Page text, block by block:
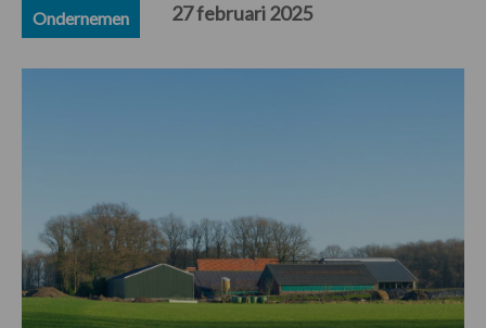
Ondernemen 27 februari 2025